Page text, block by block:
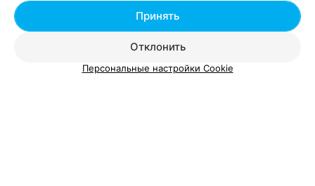
Магазины цветов в м-р Семашко в Минске
Отклонить
Принять
Персональные настройки Cookie